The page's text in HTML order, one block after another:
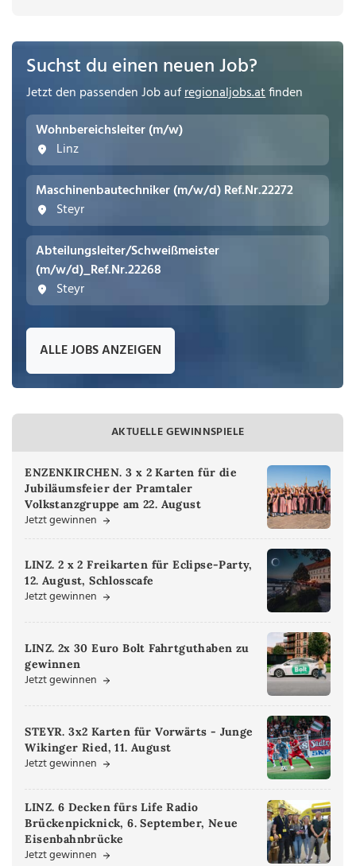
Suchst du einen neuen Job?
Jetzt den passenden Job aufregionaljobs.atfinden
Wohnbereichsleiter (m/w)
Linz
Maschinenbautechniker (m/w/d) Ref.Nr.22272
Steyr
Abteilungsleiter/Schweißmeister
(m/w/d)_Ref.Nr.22268
Steyr
ALLE JOBS ANZEIGEN
AKTUELLE GEWINNSPIELE
ENZENKIRCHEN. 3 x 2 Karten für die
Jubiläumsfeier der Pramtaler
Volkstanzgruppe am 22. August
Jetzt gewinnen
LINZ. 2 x 2 Freikarten für Eclipse-Party,
12. August, Schlosscafe
Jetzt gewinnen
LINZ. 2x 30 Euro Bolt Fahrtguthaben zu
gewinnen
Jetzt gewinnen
STEYR. 3x2 Karten für Vorwärts - Junge
Wikinger Ried, 11. August
Jetzt gewinnen
LINZ. 6 Decken fürs Life Radio
Brückenpicknick, 6. September, Neue
Eisenbahnbrücke
Jetzt gewinnen